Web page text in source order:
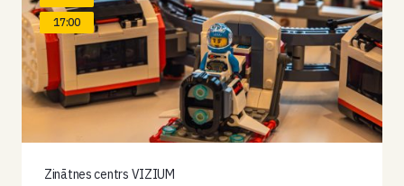
17:00
Zinātnes centrs VIZIUM